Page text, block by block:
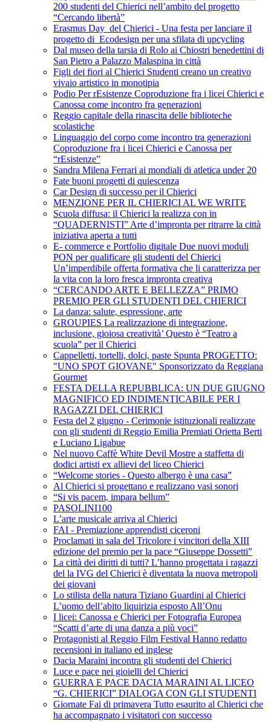
200 studenti del Chierici nell’ambito del progetto
“Cercando libertà”
Erasmus Day del Chierici - Una festa per lanciare il
progetto di Ecodesign per una sfilata di upcycling
Dal museo della tarsia di Rolo ai Chiostri benedettini di
San Pietro a Palazzo Malaspina in città
Figli dei fiori al Chierici Studenti creano un creativo
vivaio artistico in monotipia
Podio Per rEsistenze Coproduzione fra i licei Chierici e
Canossa come incontro fra generazioni
Reggio capitale della rinascita delle biblioteche
scolastiche
Linguaggio del corpo come incontro tra generazioni
Coproduzione fra i licei Chierici e Canossa per
“rEsistenze”
Sandra Milena Ferrari ai mondiali di atletica under 20
Fate buoni progetti di quiescenza
Car Design di successo per il Chierici
MENZIONE PER IL CHIERICI AL WE WRITE
Scuola diffusa: il Chierici la realizza con in
“QUADERNISTI” Arte d’impronta per ritrarre la città
iniziativa aperta a tutti
E- commerce e Portfolio digitale Due nuovi moduli
PON per qualificare gli studenti del Chierici
Un’imperdibile offerta formativa che li caratterizza per
la vita con la loro fresca impronta creativa
“CERCANDO ARTE E BELLEZZA” PRIMO
PREMIO PER GLI STUDENTI DEL CHIERICI
La danza: salute, espressione, arte
GROUPIES La realizzazione di integrazione,
inclusione, gioiosa creatività’ Questo è “Teatro a
scuola” per il Chierici
Cappelletti, tortelli, dolci, paste Spunta PROGETTO:
"UNO SPOT GIOVANE" Sponsorizzato da Reggiana
Gourmet
FESTA DELLA REPUBBLICA: UN DUE GIUGNO
MAGNIFICO ED INDIMENTICABILE PER I
RAGAZZI DEL CHIERICI
Festa del 2 giugno - Cerimonie istituzionali realizzate
con gli studenti di Reggio Emilia Premiati Orietta Berti
e Luciano Ligabue
Nel nuovo Caffè White Devil Mostre a staffetta di
dodici artisti ex allievi del liceo Chierici
“Welcome stories - Questo albergo è una casa”
Al Chierici si progettano e realizzano vasi sonori
“Si vis pacem, impara bellum”
PASOLINI100
L’arte musicale arriva al Chierici
FAI - Premiazione apprendisti ciceroni
Proclamati in sala del Tricolore i vincitori della XIII
edizione del premio per la pace “Giuseppe Dossetti”
La città dei diritti di tutti? L’hanno progettata i ragazzi
del la IVG del Chierici è diventata la nuova metropoli
dei giovani
Lo stilista della natura Tiziano Guardini al Chierici
L’uomo dell’abito liquirizia esposto All’Onu
I licei: Canossa e Chierici per Fotografia Europea
“Scatti d’arte di una danza a più voci”
Protagonisti al Reggio Film Festival Hanno redatto
recensioni in italiano ed inglese
Dacia Maraini incontra gli studenti del Chierici
Luce e pace nei gioielli del Chierici
GUERRA E PACE DACIA MARAINI AL LICEO
“G. CHIERICI” DIALOGA CON GLI STUDENTI
Giornate Fai di primavera Tutto esaurito al Chierici che
ha accompagnato i visitatori con successo